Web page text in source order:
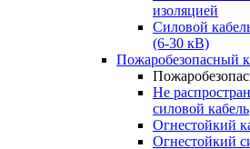
изоляцией
Силовой
(6-30 кВ)
Пожаробезопасный
Не
силовой кабель
Огнестойкий
Огнестойкий